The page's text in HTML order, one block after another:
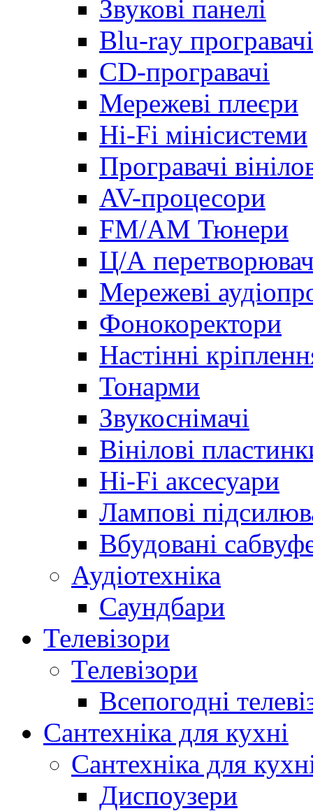
Звукові панелі
Blu-ray програвачі
CD-програвачі
Мережеві плеєри
Hi-Fi мінісистеми
Програвачі
AV-процесори
FM/AM Тюнери
Ц/А
Мережеві
Фонокоректори
Настінні
Тонарми
Звукоснімачі
Вінілові
Hi-Fi аксесуари
Лампові
Вбудовані
Аудіотехніка
Саундбари
Телевізори
Телевізори
Всепогодні
Сантехніка для кухні
Сантехніка для
Диспоузери